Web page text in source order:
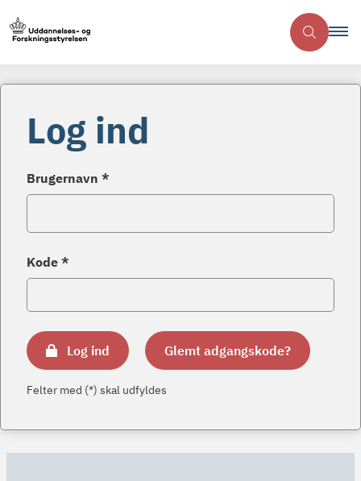
Log ind
Brugernavn *
Kode *
Log ind Glemt adgangskode?
Felter med (*) skal udfyldes